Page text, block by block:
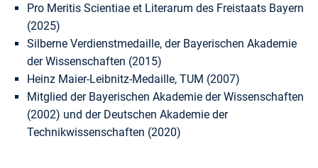
Pro Meritis Scientiae et Literarum des Freistaats Bayern
(2025)
Silberne Verdienstmedaille, der Bayerischen Akademie
der Wissenschaften (2015)
Heinz Maier-Leibnitz-Medaille, TUM (2007)
Mitglied der Bayerischen Akademie der Wissenschaften
(2002) und der Deutschen Akademie der
Technikwissenschaften (2020)